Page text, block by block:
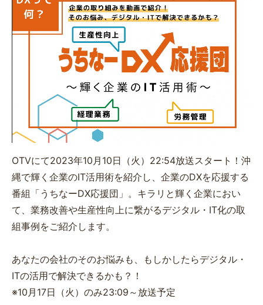
OTVにて2023年10月10日（火）22:54放送スタート！沖
縄で輝く企業のIT活用術を紹介し、企業のDXを応援する
番組「うちなーDX応援団」。キラリと輝く企業におい
て、業務改善や生産性向上に繋がるデジタル・IT化の取
組事例をご紹介します。
あなたの会社のそのお悩みも、もしかしたらデジタル・
ITの活用で解決できるかも？！
※10月17日（火）のみ23:09～放送予定